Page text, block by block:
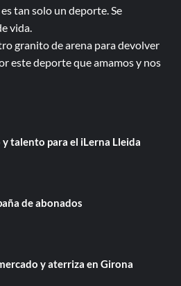
tan solo un deporte. Se
vida.
granito de arena para devolver
este deporte que amamos y nos
talento para el iLerna Lleida
de abonados
y aterriza en Girona